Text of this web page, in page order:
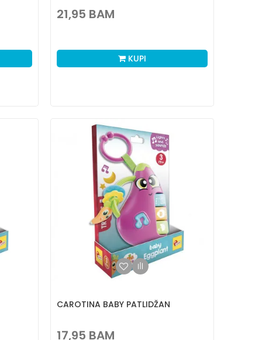
21,95 BAM
KUPI
CAROTINA BABY PATLIDŽAN
17,95 BAM